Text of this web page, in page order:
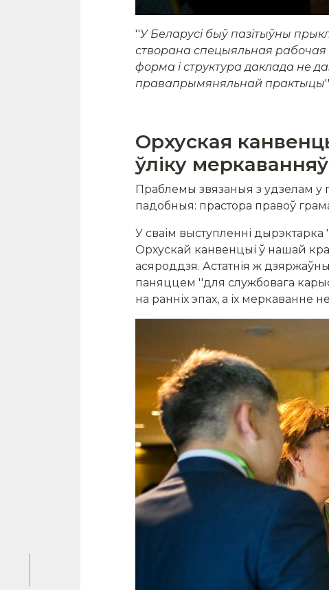
''У Беларусі быў пазітыўны
створана спецыяльная рабочая
форма і структура даклада не
правапрымяняльнай практыцы
Орхуская
ўліку меркаванняў
Праблемы звязаныя з удзелам у
падобныя: прастора правоў
У сваім выступленні
Орхускай канвенцыі ў нашай
асяроддзя. Астатнія ж
паняццем ''для службовага
на ранніх эпах, а іх меркаванне